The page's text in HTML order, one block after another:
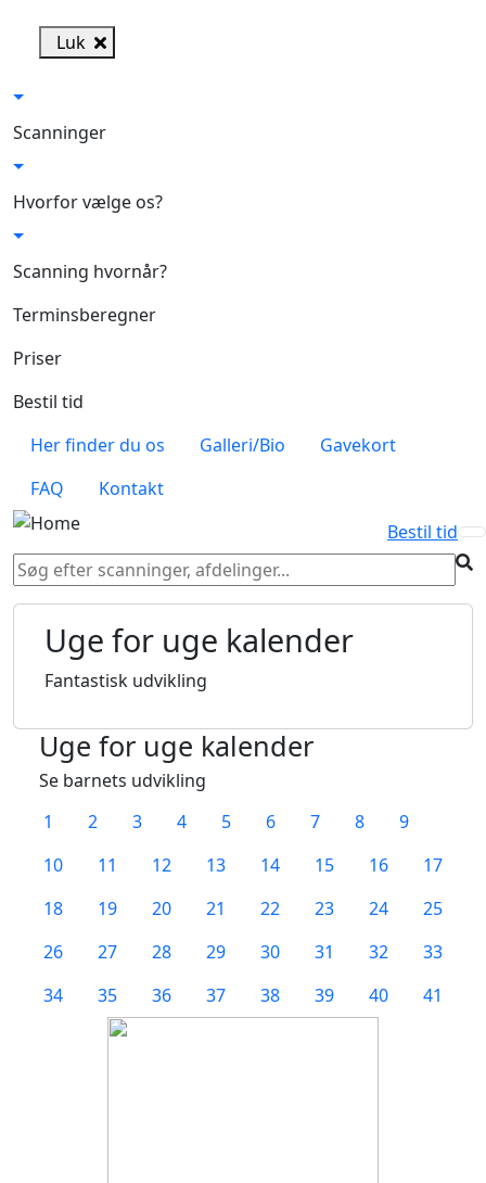
Luk
Scanninger
Hvorfor vælge os?
Scanning hvornår?
Terminsberegner
Priser
Bestil tid
Her finder du os
Galleri/Bio
Gavekort
FAQ
Kontakt
Bestil tid
Uge for uge kalender
Fantastisk udvikling
Uge for uge kalender
Se barnets udvikling
1
2 3 4 5 6 7 8
9
10
11 12 13 14 15 16
17
18
19 20 21 22 23 24
25
26
27 28 29 30 31 32
33
34
35 36 37 38 39 40 41